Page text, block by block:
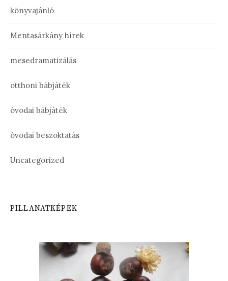
könyvajánló
Mentasárkány hírek
mesedramatizálás
otthoni bábjáték
óvodai bábjáték
óvodai beszoktatás
Uncategorized
PILLANATKÉPEK